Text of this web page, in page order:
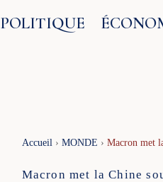
POLITIQUE
Accueil › MONDE › Macron met
Macron met la Chine